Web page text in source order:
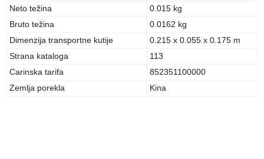
Neto težina
0.015 kg
Bruto težina
0.0162 kg
Dimenzija transportne kutije
0.215 x 0.055 x 0.175 m
Strana kataloga
113
Carinska tarifa
852351100000
Zemlja porekla
Kina